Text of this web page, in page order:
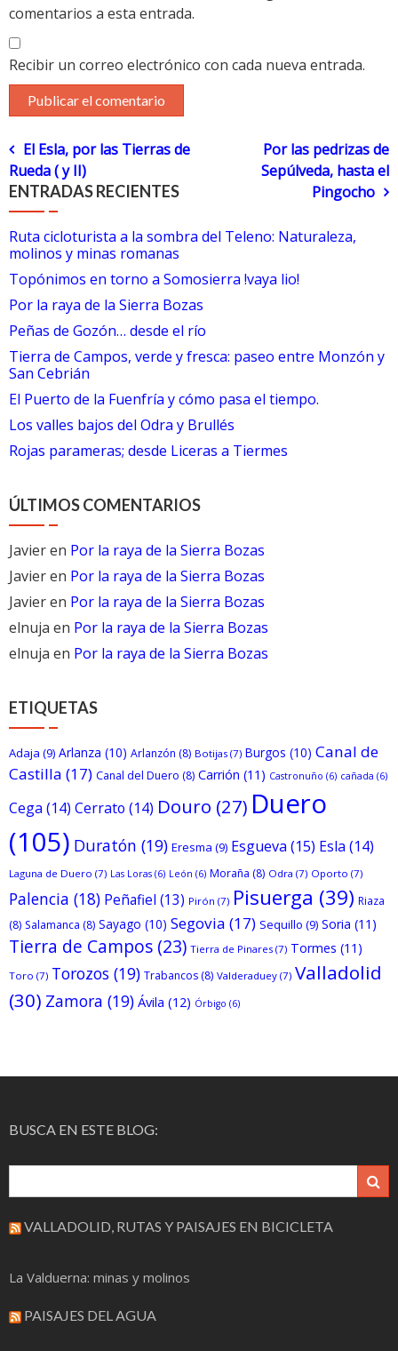
comentarios a esta entrada.
Recibir un correo electrónico con cada nueva entrada.
Navegación
de
entradas
El Esla, por las Tierras de
Rueda ( y II)
Por las pedrizas de
Sepúlveda, hasta el
Pingocho
ENTRADAS RECIENTES
Ruta cicloturista a la sombra del Teleno: Naturaleza,
molinos y minas romanas
Topónimos en torno a Somosierra !vaya lio!
Por la raya de la Sierra Bozas
Peñas de Gozón… desde el río
Tierra de Campos, verde y fresca: paseo entre Monzón y
San Cebrián
El Puerto de la Fuenfría y cómo pasa el tiempo.
Los valles bajos del Odra y Brullés
Rojas parameras; desde Liceras a Tiermes
ÚLTIMOS COMENTARIOS
Javieren Por la raya de la Sierra Bozas
Javieren Por la raya de la Sierra Bozas
Javieren Por la raya de la Sierra Bozas
elnuja en Por la raya de la Sierra Bozas
elnuja en Por la raya de la Sierra Bozas
ETIQUETAS
Adaja (9) Arlanza (10) Arlanzón (8) Botijas (7) Burgos (10) Canal de
Castilla (17) Canal del Duero (8) Carrión (11) Castronuño (6) cañada (6)
Cega (14) Cerrato (14) Douro (27) Duero
(105) Duratón (19) Eresma (9) Esgueva (15) Esla (14)
Laguna de Duero (7) Las Loras (6) León (6) Moraña (8) Odra (7) Oporto (7)
Palencia (18) Peñafiel (13) Pirón (7) Pisuerga (39) Riaza
(8) Salamanca (8) Sayago (10) Segovia (17) Sequillo (9) Soria (11)
Tierra de Campos (23) Tierra de Pinares (7) Tormes (11)
Toro (7) Torozos (19) Trabancos (8) Valderaduey (7) Valladolid
(30) Zamora (19) Ávila (12) Órbigo (6)
BUSCA EN ESTE BLOG:
VALLADOLID, RUTAS Y PAISAJES EN BICICLETA
La Valduerna: minas y molinos
PAISAJES DEL AGUA